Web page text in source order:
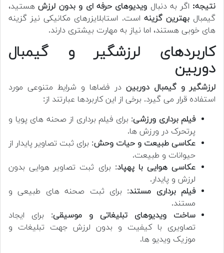
نتیجه: اگر به دنبال ویدیوهای حرفه ای و بدون لرزشهستید،
گیمبالبهترین گزینه است. استابلایزرهای مکانیکی نیز گزینه
های خوبی هستند، اما نیاز به مهارت بیشتری دارند.
کاربردهای لرزشگیر و گیمبال
دوربین
لرزشگیر و گیمبال دوربین در فضاها و شرایط متنوعی مورد
استفاده قرار می گیرد. برخی از این کاربردها عبارتند از:
فیلم برداری ورزشی: برای فیلم برداری از صحنه های پویا و
پرتحرک در ورزش ها.
عکاسی طبیعت و حیات وحش: برای ثبت تصاویر پایدار از
حیوانات و طبیعت.
عکاسی هوایی با پهپاد: برای ثبت تصاویر هوایی بدون
لرزش و پایدار.
فیلم برداری مستند: برای ثبت صحنه های طبیعی و
مستند.
ساخت ویدیوهای تبلیغاتی و موسیقی: برای ایجاد
تصاویری با کیفیت و بدون لرزش جهت تبلیغات و
موزیک ویدیو ها.